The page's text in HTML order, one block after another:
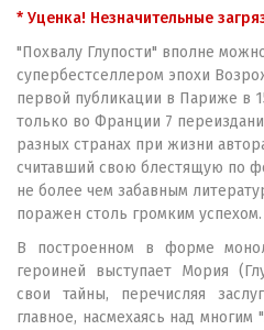
* Уценка! Незначительные
"Похвалу Глупости" вполне
супербестселлером эпохи
первой публикации в Париже в
только во Франции 7
разных странах при жизни
считавший свою блестящую по
не более чем забавным
поражен столь громким успехом.
В построенном в форме
героиней выступает Мория
свои тайны, перечисляя
главное, насмехаясь над